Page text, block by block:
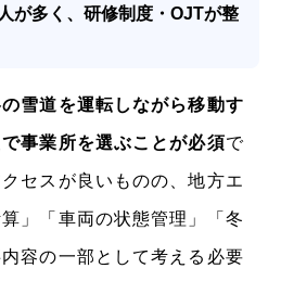
が多く、研修制度・OJTが整
雪道を運転しながら移動す
事業所を選ぶことが必須で
セスが良いものの、地方エ
」「車両の状態管理」「冬
容の一部として考える必要